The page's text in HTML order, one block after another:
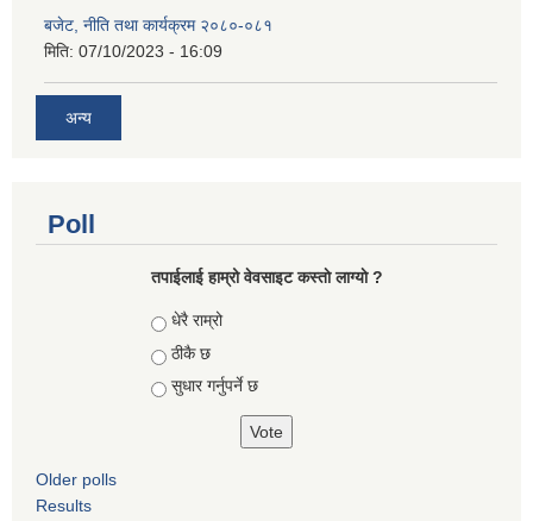
बजेट, नीति तथा कार्यक्रम २०८०-०८१
मिति: 07/10/2023 - 16:09
अन्य
Poll
तपाईलाई हाम्रो वेवसाइट कस्ताे लाग्याे ?
Choices
धेरै राम्रो
ठीकै छ
सुधार गर्नुपर्ने छ
Older polls
Results